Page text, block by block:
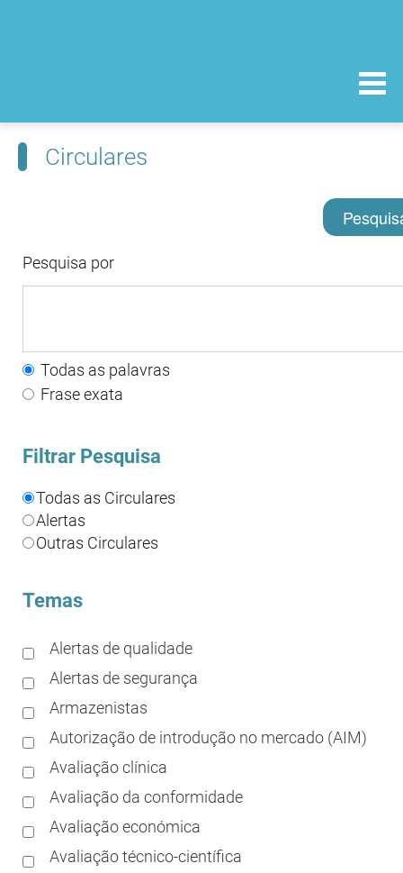
Circulares
Pesquisa por
Todas as palavras
Frase exata
Filtrar Pesquisa
Todas as Circulares
Alertas
Outras Circulares
Temas
Alertas de qualidade
Alertas de segurança
Armazenistas
Autorização de introdução no mercado (AIM)
Avaliação clínica
Avaliação da conformidade
Avaliação económica
Avaliação técnico-científica